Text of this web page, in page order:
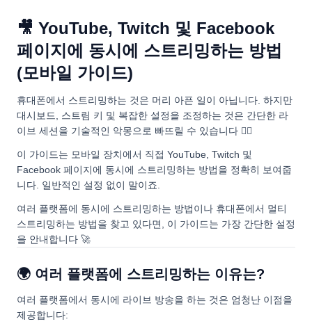
🎥 YouTube, Twitch 및 Facebook
페이지에 동시에 스트리밍하는 방법
(모바일 가이드)
휴대폰에서 스트리밍하는 것은 머리 아픈 일이 아닙니다. 하지만
대시보드, 스트림 키 및 복잡한 설정을 조정하는 것은 간단한 라
이브 세션을 기술적인 악몽으로 빠뜨릴 수 있습니다 😵‍💫
이 가이드는 모바일 장치에서 직접 YouTube, Twitch 및
Facebook 페이지에 동시에 스트리밍하는 방법을 정확히 보여줍
니다. 일반적인 설정 없이 말이죠.
여러 플랫폼에 동시에 스트리밍하는 방법이나 휴대폰에서 멀티
스트리밍하는 방법을 찾고 있다면, 이 가이드는 가장 간단한 설정
을 안내합니다 🚀
🌍 여러 플랫폼에 스트리밍하는 이유는?
여러 플랫폼에서 동시에 라이브 방송을 하는 것은 엄청난 이점을
제공합니다: